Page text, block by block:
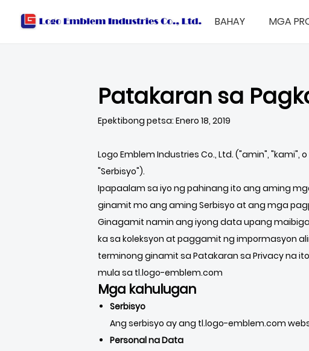
BAHAY MGA
Patakaran sa
Epektibong petsa: Enero 18, 2019
Logo Emblem Industries Co., Ltd. ("amin",
"Serbisyo").
Ipapaalam sa iyo ng pahinang ito ang aming
ginamit mo ang aming Serbisyo at ang mga
Ginagamit namin ang iyong data upang
ka sa koleksyon at paggamit ng impormasyon
terminong ginamit sa Patakaran sa Privacy na
mula sa tl.logo-emblem.com
Mga kahulugan
Serbisyo
Ang serbisyo ay ang tl.logo-emblem.com
Personal na Data